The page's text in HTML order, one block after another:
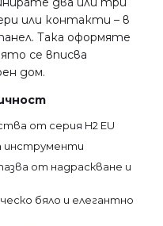
или контакти – в
Така оформяте
се вписва
дом.
от серия H2 EU
инструменти
от надраскване и
бяло и елегантно